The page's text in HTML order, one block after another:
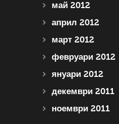
май 2012
април 2012
март 2012
февруари 2012
януари 2012
декември 2011
ноември 2011